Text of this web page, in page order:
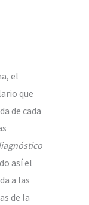
el
que
de cada
así el
a las
de la